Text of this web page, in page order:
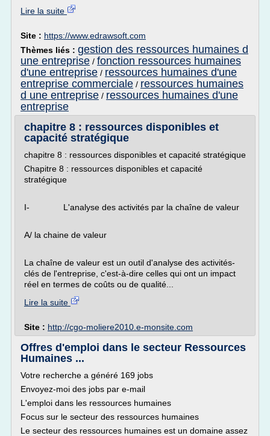
Lire la suite
Site : https://www.edrawsoft.com
Thèmes liés : gestion des ressources humaines d
une entreprise / fonction ressources humaines
d'une entreprise / ressources humaines d'une
entreprise commerciale / ressources humaines
d une entreprise / ressources humaines d'une
entreprise
chapitre 8 : ressources disponibles et
capacité stratégique
chapitre 8 : ressources disponibles et capacité stratégique
Chapitre 8 : ressources disponibles et capacité
stratégique
I- L'analyse des activités par la chaîne de valeur
A/ la chaine de valeur
La chaîne de valeur est un outil d'analyse des activités-
clés de l'entreprise, c'est-à-dire celles qui ont un impact
réel en termes de coûts ou de qualité...
Lire la suite
Site : http://cgo-moliere2010.e-monsite.com
Offres d'emploi dans le secteur Ressources
Humaines ...
Votre recherche a généré 169 jobs
Envoyez-moi des jobs par e-mail
L'emploi dans les ressources humaines
Focus sur le secteur des ressources humaines
Le secteur des ressources humaines est un domaine assez